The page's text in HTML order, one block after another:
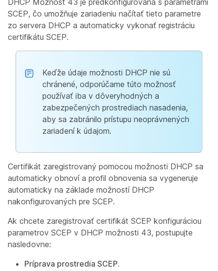
DHCP Možnosť 43 je predkonfigurovaná s parametrami
SCEP, čo umožňuje zariadeniu načítať tieto parametre
zo servera DHCP a automaticky vykonať registráciu
certifikátu SCEP.
Keďže údaje možnosti DHCP nie sú
chránené, odporúčame túto možnosť
používať iba v dôveryhodných a
zabezpečených prostrediach nasadenia,
aby sa zabránilo prístupu neoprávnených
zariadení k údajom.
Certifikát zaregistrovaný pomocou možnosti DHCP sa
automaticky obnoví a profil obnovenia sa vygeneruje
automaticky na základe možností DHCP
nakonfigurovaných pre SCEP.
Ak chcete zaregistrovať certifikát SCEP konfiguráciou
parametrov SCEP v DHCP možnosti 43, postupujte
nasledovne:
Príprava prostredia SCEP.